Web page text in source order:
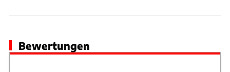
Bewertungen